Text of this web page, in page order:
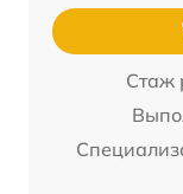
Стаж